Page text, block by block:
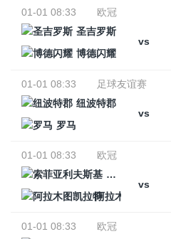
01-01 08:33
欧冠
圣吉罗斯
vs
博德闪耀
01-01 08:33
足球友谊赛
纽波特郡
vs
罗马
01-01 08:33
欧冠
索菲亚利夫斯基
vs
阿拉木图凯拉特
01-01 08:33
欧冠